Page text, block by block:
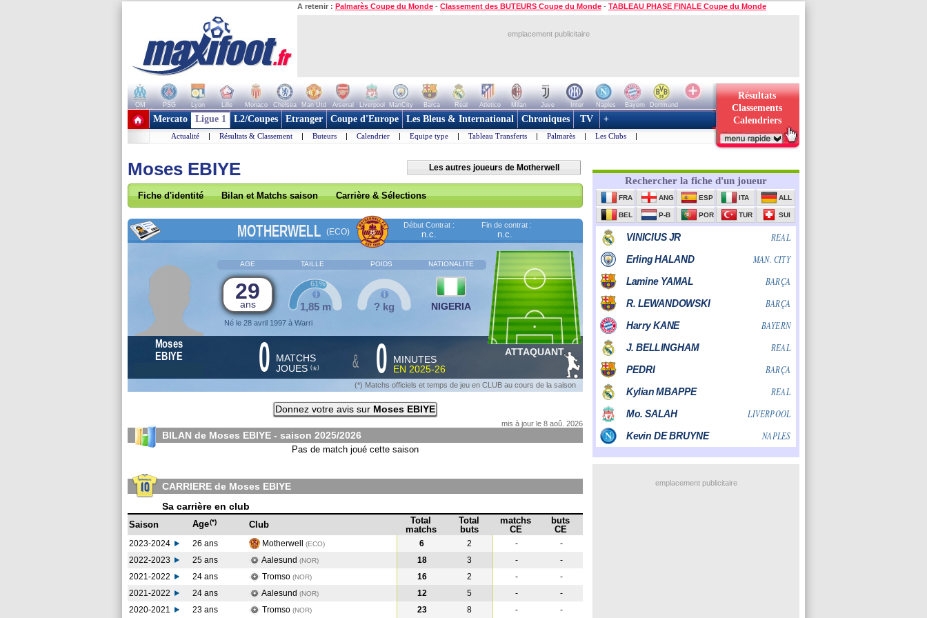
A retenir : Palmarès Coupe du Monde - Classement des BUTEURS Coupe du Monde - TABLEAU PHASE FINALE Coupe du Monde
emplacement publicitaire
OM PSG Lyon Lille Monaco Chelsea Man Utd Arsenal Liverpool ManCity Barca Real Atletico Milan Juve Inter Naples Bayern
Dortmund
+ de clubs
Résultats
Classements
Calendriers
Mercato Ligue 1 L2/Coupes Etranger Coupe d'Europe Les Bleus & International Chroniques TV +
Actualité | Résultats & Classement | Buteurs | Calendrier | Equipe type | Tableau Transferts | Palmarès | Les Clubs |
Moses EBIYE Les autres joueurs de Motherwell
Fiche d'identité Bilan et Matchs saison Carrière & Sélections
MOTHERWELL (ECO)
Début Contrat :
n.c.
Fin de contrat :
n.c.
AGE TAILLE POIDS NATIONALITE
29
ans
Né le 28 avril 1997 à Warri
1,85 m
61%
? kg NIGERIA
Moses
EBIYE
0 MATCHS
JOUES (*) & 0
MINUTES
EN 2025-26
ATTAQUANT
(*) Matchs officiels et temps de jeu en CLUB au cours de la saison
Donnez votre avis sur Moses EBIYE
mis à jour le 8 aoû. 2026
BILAN de Moses EBIYE - saison 2025/2026
Pas de match joué cette saison
CARRIERE de Moses EBIYE
Sa carrière en club
Saison Age(*) Club
Total
matchs
Total
buts
matchs
CE
buts
CE
2023-2024 26 ans Motherwell (ECO) 6 2 -
-
2022-2023
25 ans Aalesund (NOR) 18 3 -
-
2021-2022
24 ans Tromso (NOR) 16 2 -
-
2021-2022
24 ans Aalesund (NOR) 12 5 -
-
2020-2021
23 ans Tromso (NOR) 23 8 -
-
emplacement publicitaire